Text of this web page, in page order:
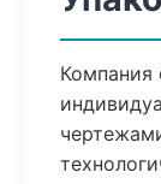
Компания